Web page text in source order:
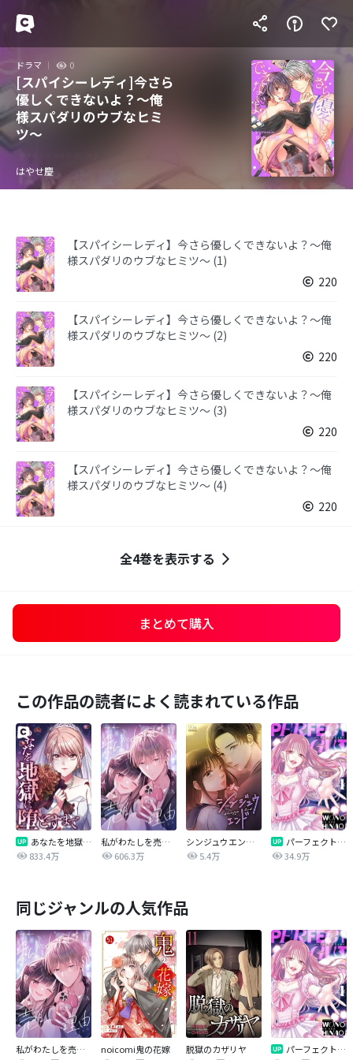
ドラマ 0
[スパイシーレディ]今さら
優しくできないよ？～俺
様スパダリのウブなヒミ
ツ～
はやせ慶
【スパイシーレディ】今さら優しくできないよ？～俺
様スパダリのウブなヒミツ～ (1)
220
【スパイシーレディ】今さら優しくできないよ？～俺
様スパダリのウブなヒミツ～ (2)
220
【スパイシーレディ】今さら優しくできないよ？～俺
様スパダリのウブなヒミツ～ (3)
220
【スパイシーレディ】今さら優しくできないよ？～俺
様スパダリのウブなヒミツ～ (4)
220
全4巻を表示する
まとめて購入
この作品の読者によく読まれている作品
あなたを地獄に堕とすまで
833.4万
私がわたしを売る理由
606.3万
シンジュウエンド【タテヨミ】
5.4万
パーフェクトグリッター
34.9万
同じジャンルの人気作品
私がわたしを売る理由
noicomi鬼の花嫁
脱獄のカザリヤ
パーフェクトグリッター